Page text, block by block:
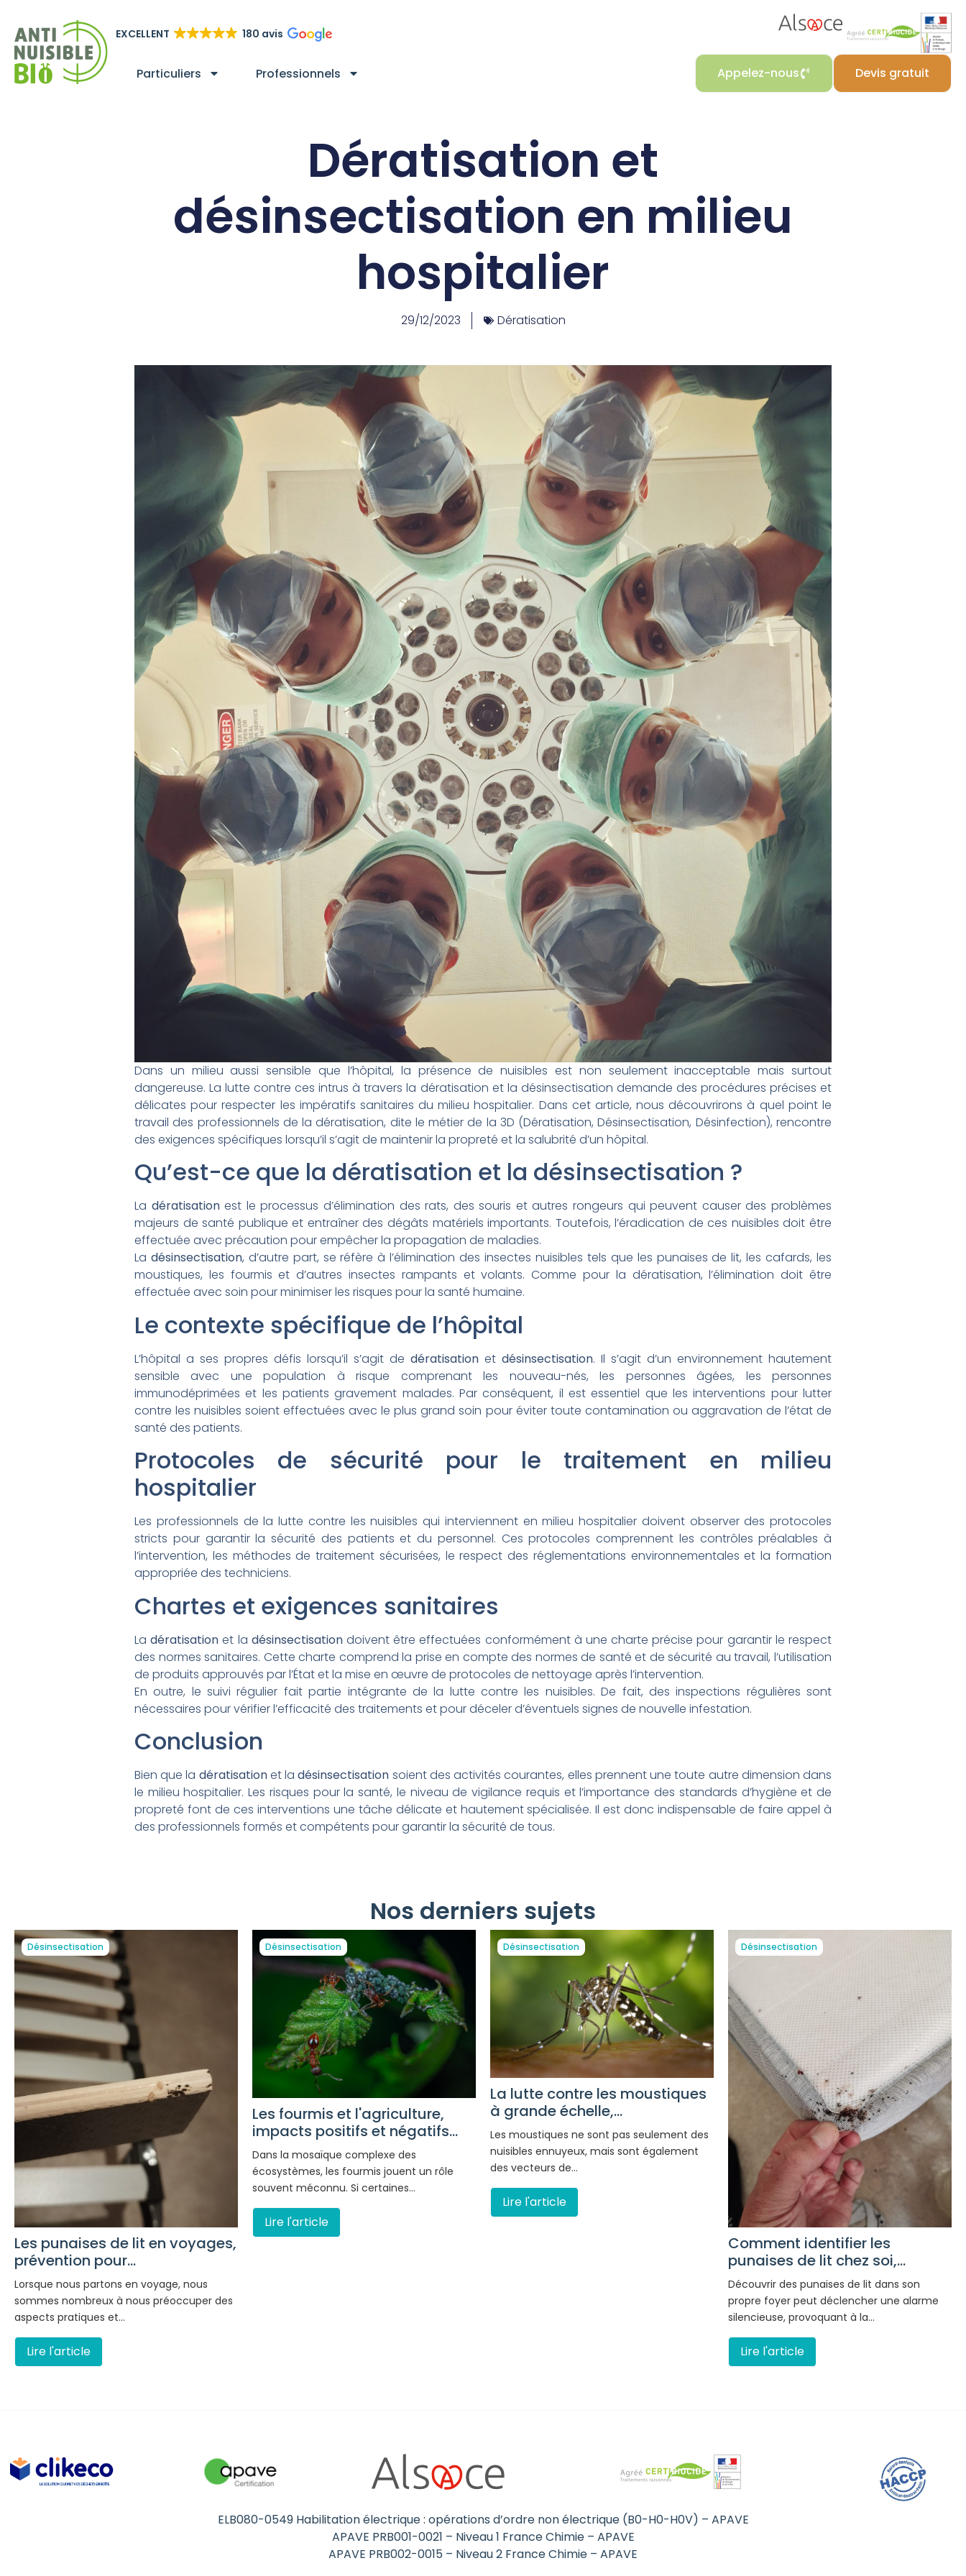
EXCELLENT 180 avis
Particuliers Professionnels Appelez-nous Devis gratuit
Dératisation et
désinsectisation en milieu
hospitalier
29/12/2023 Dératisation
Dans un milieu aussi sensible que l’hôpital, la présence de nuisibles est non seulement inacceptable mais surtout
dangereuse. La lutte contre ces intrus à travers la dératisation et la désinsectisation demande des procédures précises et
délicates pour respecter les impératifs sanitaires du milieu hospitalier. Dans cet article, nous découvrirons à quel point le
travail des professionnels de la dératisation, dite le métier de la 3D (Dératisation, Désinsectisation, Désinfection), rencontre
des exigences spécifiques lorsqu’il s’agit de maintenir la propreté et la salubrité d’un hôpital.
Qu’est-ce que la dératisation et la désinsectisation ?
La dératisationest le processus d’élimination des rats, des souris et autres rongeurs qui peuvent causer des problèmes
majeurs de santé publique et entraîner des dégâts matériels importants. Toutefois, l’éradication de ces nuisibles doit être
effectuée avec précaution pour empêcher la propagation de maladies.
La désinsectisation, d’autre part, se réfère à l’élimination des insectes nuisibles tels que les punaises de lit, les cafards, les
moustiques, les fourmis et d’autres insectes rampants et volants. Comme pour la dératisation, l’élimination doit être
effectuée avec soin pour minimiser les risques pour la santé humaine.
Le contexte spécifique de l’hôpital
L’hôpital a ses propres défis lorsqu’il s’agit de dératisation et désinsectisation. Il s’agit d’un environnement hautement
sensible avec une population à risque comprenant les nouveau-nés, les personnes âgées, les personnes
immunodéprimées et les patients gravement malades. Par conséquent, il est essentiel que les interventions pour lutter
contre les nuisibles soient effectuées avec le plus grand soin pour éviter toute contamination ou aggravation de l’état de
santé des patients.
Protocoles de sécurité pour le traitement en milieu
hospitalier
Les professionnels de la lutte contre les nuisibles qui interviennent en milieu hospitalier doivent observer des protocoles
stricts pour garantir la sécurité des patients et du personnel. Ces protocoles comprennent les contrôles préalables à
l’intervention, les méthodes de traitement sécurisées, le respect des réglementations environnementales et la formation
appropriée des techniciens.
Chartes et exigences sanitaires
Ladératisation et la désinsectisationdoivent être effectuées conformément à une charte précise pour garantir le respect
des normes sanitaires. Cette charte comprend la prise en compte des normes de santé et de sécurité au travail, l’utilisation
de produits approuvés par l’État et la mise en œuvre de protocoles de nettoyage après l’intervention.
En outre, le suivi régulier fait partie intégrante de la lutte contre les nuisibles. De fait, des inspections régulières sont
nécessaires pour vérifier l’efficacité des traitements et pour déceler d’éventuels signes de nouvelle infestation.
Conclusion
Bien que la dératisationet ladésinsectisation soient des activités courantes, elles prennent une toute autre dimension dans
le milieu hospitalier. Les risques pour la santé, le niveau de vigilance requis et l’importance des standards d’hygiène et de
propreté font de ces interventions une tâche délicate et hautement spécialisée. Il est donc indispensable de faire appel à
des professionnels formés et compétents pour garantir la sécurité de tous.
Nos derniers sujets
Désinsectisation
Les punaises de lit en voyages,
prévention pour...
Lorsque nous partons en voyage, nous
sommes nombreux à nous préoccuper des
aspects pratiques et…
Lire l'article
Désinsectisation
Les fourmis et l'agriculture,
impacts positifs et négatifs...
Dans la mosaïque complexe des
écosystèmes, les fourmis jouent un rôle
souvent méconnu. Si certaines…
Lire l'article
Désinsectisation
La lutte contre les moustiques
à grande échelle,...
Les moustiques ne sont pas seulement des
nuisibles ennuyeux, mais sont également
des vecteurs de…
Lire l'article
Désinsectisation
Comment identifier les
punaises de lit chez soi,...
Découvrir des punaises de lit dans son
propre foyer peut déclencher une alarme
silencieuse, provoquant à la…
Lire l'article
ELB080-0549 Habilitation électrique : opérations d’ordre non électrique (B0-H0-H0V) – APAVE
APAVE PRB001-0021 – Niveau 1 France Chimie – APAVE
APAVE PRB002-0015 – Niveau 2 France Chimie – APAVE